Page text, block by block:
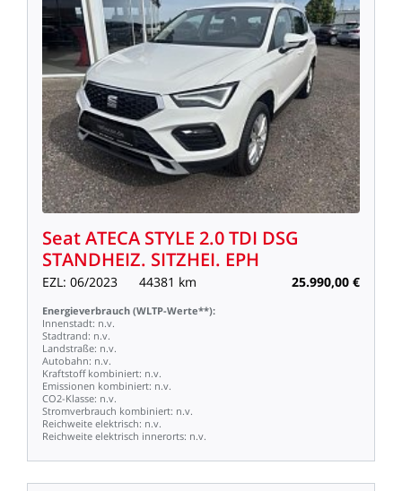
SeatATECA STYLE 2.0TDI DSG
STANDHEIZ. SITZHEI. EPH
EZL: 06/2023 44381 km 25.990,00 €
Energieverbrauch (WLTP-Werte**):
Innenstadt: n.v.
Stadtrand: n.v.
Landstraße: n.v.
Autobahn: n.v.
Kraftstoff kombiniert: n.v.
Emissionen kombiniert: n.v.
CO2-Klasse: n.v.
Stromverbrauch kombiniert: n.v.
Reichweite elektrisch: n.v.
Reichweite elektrisch innerorts: n.v.